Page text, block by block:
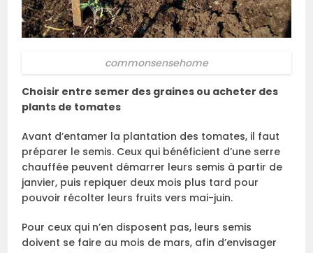
commonsensehome
Choisir entre semer des graines ou acheter des
plants de tomates
Avant d’entamer la plantation des tomates, il faut
préparer le semis. Ceux qui bénéficient d’une serre
chauffée peuvent démarrer leurs semis à partir de
janvier, puis repiquer deux mois plus tard pour
pouvoir récolter leurs fruits vers mai-juin.
Pour ceux qui n’en disposent pas, leurs semis
doivent se faire au mois de mars, afin d’envisager